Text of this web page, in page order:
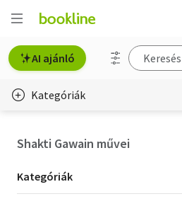
AI ajánló
Kategóriák
Shakti Gawain művei
Kategória
szűrés
Kategóriák